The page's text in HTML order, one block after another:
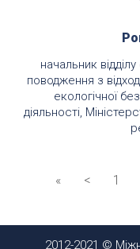
начальник
поводження з
екологічної
діяльності,
« < 1
2012-2021 ©